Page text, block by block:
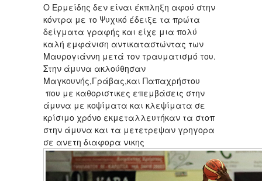
Ο Ερμείδης δεν είναι έκπληξη αφού στην
κόντρα με το Ψυχικό έδειξε τα πρώτα
δείγματα γραφής και είχε μια πολύ
καλή εμφάνιση αντικαταστώντας των
Μαυρογιάννη μετά τον τραυματισμό του.
Στην άμυνα ακλούθησαν
Μαγκουνής,Γράβας,και Παπαχρήστου
που με καθοριστικες επεμβάσεις στην
άμυνα με κοψίματα και κλεψίματα σε
κρίσιμο χρόνο εκμεταλλευτήκαν τα στοπ
στην άμυνα και τα μετετρεψαν γρηγορα
σε ανετη διαφορα νικης